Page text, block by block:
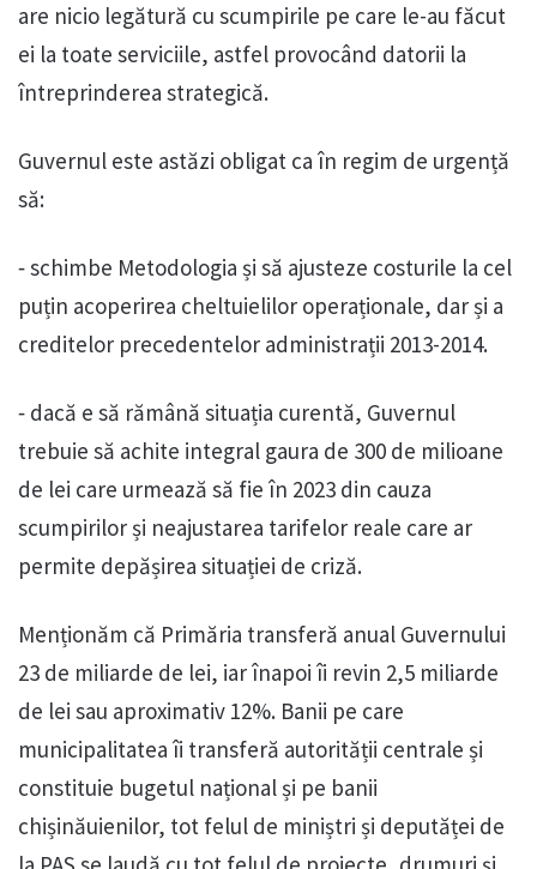
are nicio legătură cu scumpirile pe care le-au făcut
ei la toate serviciile, astfel provocând datorii la
întreprinderea strategică.
Guvernul este astăzi obligat ca în regim de urgență
să:
⁃ schimbe Metodologia și să ajusteze costurile la cel
puțin acoperirea cheltuielilor operaționale, dar și a
creditelor precedentelor administrații 2013-2014.
⁃ dacă e să rămână situația curentă, Guvernul
trebuie să achite integral gaura de 300 de milioane
de lei care urmează să fie în 2023 din cauza
scumpirilor și neajustarea tarifelor reale care ar
permite depășirea situației de criză.
Menționăm că Primăria transferă anual Guvernului
23 de miliarde de lei, iar înapoi îi revin 2,5 miliarde
de lei sau aproximativ 12%. Banii pe care
municipalitatea îi transferă autorității centrale și
constituie bugetul național și pe banii
chișinăuienilor, tot felul de miniștri și deputăței de